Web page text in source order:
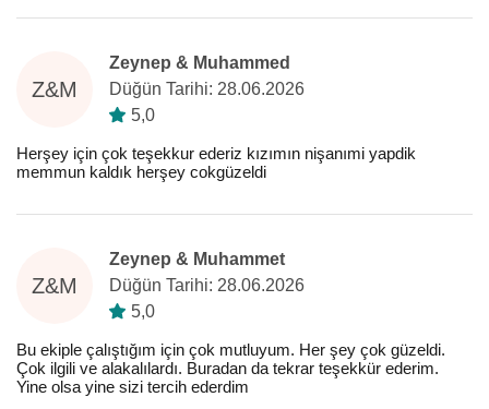
Z&M
Zeynep & Muhammed
Düğün Tarihi: 28.06.2026
5,0
Herşey için çok teşekkur ederiz kızımın nişanımi yapdik
memmun kaldık herşey cokgüzeldi
Z&M
Zeynep & Muhammet
Düğün Tarihi: 28.06.2026
5,0
Bu ekiple çalıştığım için çok mutluyum. Her şey çok güzeldi.
Çok ilgili ve alakalılardı. Buradan da tekrar teşekkür ederim.
Yine olsa yine sizi tercih ederdim